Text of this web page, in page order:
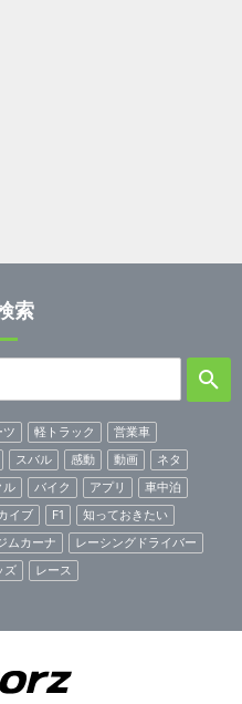
索
ツ 軽トラック
営業車
スバル 感動 動画
ネタ
ル バイク アプリ
車中泊
イブ F1
知っておきたい
ムカーナ
レーシングドライバー
ズ レース